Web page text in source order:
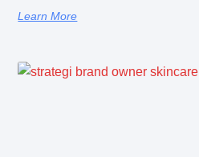
Learn More